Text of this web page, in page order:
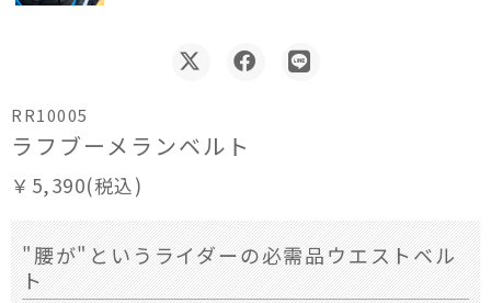
RR10005
ラフブーメランベルト
￥5,390(税込)
"腰が"というライダーの必需品ウエストベル
ト